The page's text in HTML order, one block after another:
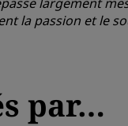
la passion et le
par…